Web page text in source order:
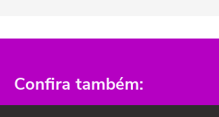
Confira também: